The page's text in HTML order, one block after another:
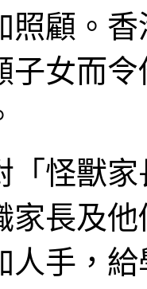
照顧。
子女而
「怪獸
家長及
人手，